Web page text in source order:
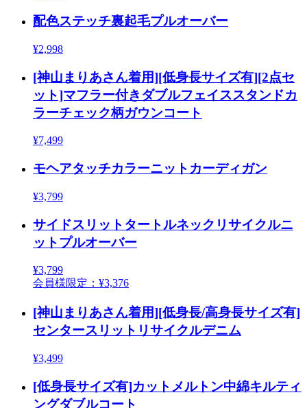
配色ステッチ裏起毛プルオーバー
¥2,998
[神山まりあさん着用][低身長サイズ有][2点セ
ット]マフラー付きダブルフェイススタンドカ
ラーチェック柄ガウンコート
¥7,499
モヘアタッチカラーニットカーディガン
¥3,799
サイドスリットタートルネックリサイクルニ
ットプルオーバー
¥3,799
会員様限定：¥3,376
[神山まりあさん着用][低身長/高身長サイズ有]
センタースリットリサイクルデニム
¥3,499
[低身長サイズ有]カットメルトン中綿キルティ
ングダブルコート